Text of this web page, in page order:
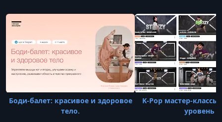
Боди-балет: красивое и здоровое
тело.
K-Pop мастер-классы
уровень